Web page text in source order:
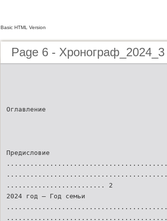
Basic HTML Version
Page 6 - Хронограф_2024_3
Оглавление
Предисловие
.........................................
.........................................
......................... 2
2024 год – Год семьи
.........................................
.........................................